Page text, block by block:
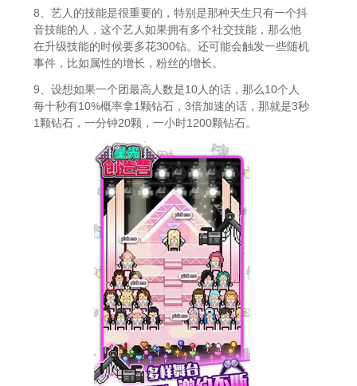
8、艺人的技能是很重要的，特别是那种天生只有一个抖
音技能的人，这个艺人如果拥有多个社交技能，那么他
在升级技能的时候要多花300钻。还可能会触发一些随机
事件，比如属性的增长，粉丝的增长。
9、设想如果一个团最高人数是10人的话，那么10个人
每十秒有10%概率拿1颗钻石，3倍加速的话，那就是3秒
1颗钻石，一分钟20颗，一小时1200颗钻石。